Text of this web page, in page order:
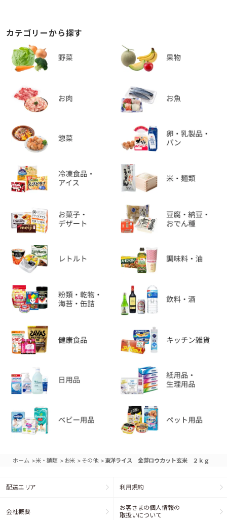
カテゴリーから探す
ホーム >米・麺類 > お米 > その他 >東洋ライス 金芽ロウカット玄米 ２ｋｇ
配送エリア 利用規約
会社概要
お客さまの個人情報の
取扱いについて